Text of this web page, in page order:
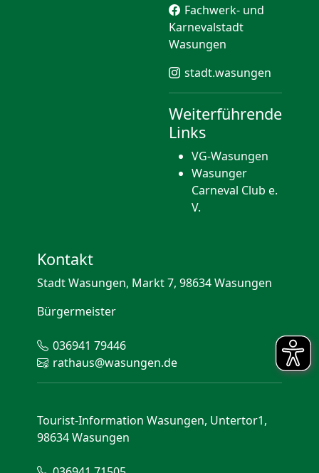
Fachwerk- und
Karnevalstadt
Wasungen
stadt.wasungen
Weiterführende
Links
VG-Wasungen
Wasunger
Carneval Club e.
V.
Kontakt
Stadt Wasungen, Markt 7, 98634 Wasungen
Bürgermeister
036941 79446
rathaus@wasungen.de
Tourist-Information Wasungen, Untertor1,
98634 Wasungen